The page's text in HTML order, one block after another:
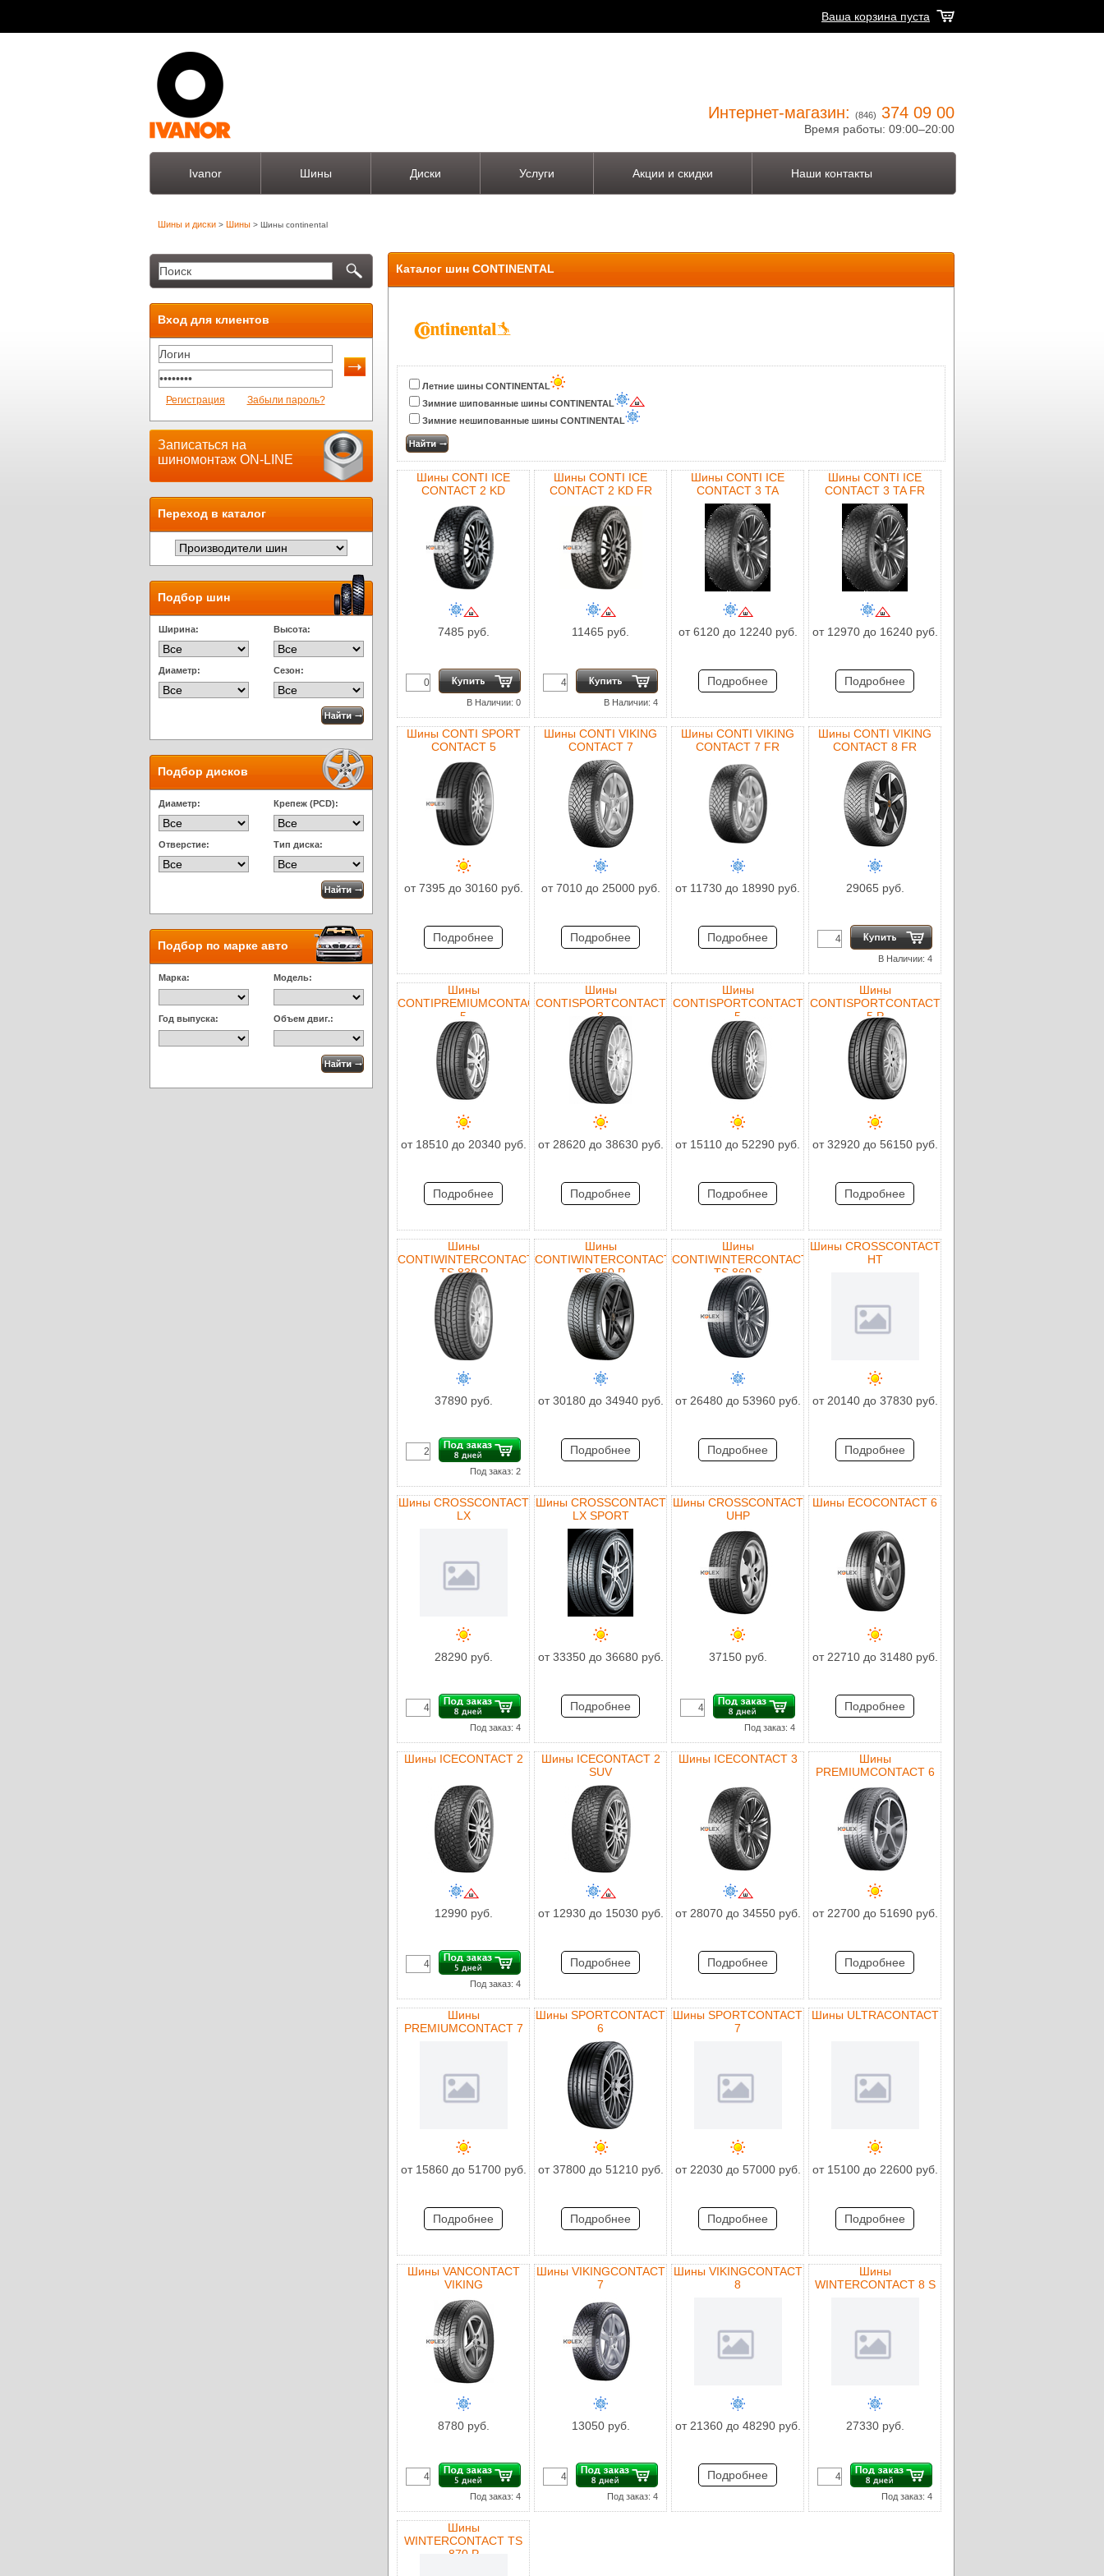
Ваша корзина пуста
Интернет-магазин: (846) 374 09 00
Время работы: 09:00–20:00
Ivanor Шины Диски Услуги Акции и скидки Наши контакты
Шины и диски > Шины > Шины continental
Вход для клиентов
Регистрация Забыли пароль?
Записаться на
шиномонтаж ON-LINE
Переход в каталог
Подбор шин
Ширина: Высота:
Диаметр: Сезон:
Подбор дисков
Диаметр: Крепеж (PCD):
Отверстие: Тип диска:
Подбор по марке авто
Марка: Модель:
Год выпуска: Объем двиг.:
Каталог шин CONTINENTAL
Летние шины CONTINENTAL
Зимние шипованные шины CONTINENTAL
Зимние нешипованные шины CONTINENTAL
Шины CONTI ICE
CONTACT 2 KD
7485 руб.
В Наличии: 0
Шины CONTI ICE
CONTACT 2 KD FR
11465 руб.
В Наличии: 4
Шины CONTI ICE
CONTACT 3 TA
от 6120 до 12240 руб.
Подробнее
Шины CONTI ICE
CONTACT 3 TA FR
от 12970 до 16240 руб.
Подробнее
Шины CONTI SPORT
CONTACT 5
от 7395 до 30160 руб.
Подробнее
Шины CONTI VIKING
CONTACT 7
от 7010 до 25000 руб.
Подробнее
Шины CONTI VIKING
CONTACT 7 FR
от 11730 до 18990 руб.
Подробнее
Шины CONTI VIKING
CONTACT 8 FR
29065 руб.
В Наличии: 4
Шины
CONTIPREMIUMCONTACT
5
от 18510 до 20340 руб.
Подробнее
Шины
CONTISPORTCONTACT
3
от 28620 до 38630 руб.
Подробнее
Шины
CONTISPORTCONTACT
5
от 15110 до 52290 руб.
Подробнее
Шины
CONTISPORTCONTACT
5 P
от 32920 до 56150 руб.
Подробнее
Шины
CONTIWINTERCONTACT
TS 830 P
37890 руб.
Под заказ: 2
Шины
CONTIWINTERCONTACT
TS 850 P
от 30180 до 34940 руб.
Подробнее
Шины
CONTIWINTERCONTACT
TS 860 S
от 26480 до 53960 руб.
Подробнее
Шины CROSSCONTACT
HT
от 20140 до 37830 руб.
Подробнее
Шины CROSSCONTACT
LX
28290 руб.
Под заказ: 4
Шины CROSSCONTACT
LX SPORT
от 33350 до 36680 руб.
Подробнее
Шины CROSSCONTACT
UHP
37150 руб.
Под заказ: 4
Шины ECOCONTACT 6
от 22710 до 31480 руб.
Подробнее
Шины ICECONTACT 2
12990 руб.
Под заказ: 4
Шины ICECONTACT 2
SUV
от 12930 до 15030 руб.
Подробнее
Шины ICECONTACT 3
от 28070 до 34550 руб.
Подробнее
Шины
PREMIUMCONTACT 6
от 22700 до 51690 руб.
Подробнее
Шины
PREMIUMCONTACT 7
от 15860 до 51700 руб.
Подробнее
Шины SPORTCONTACT
6
от 37800 до 51210 руб.
Подробнее
Шины SPORTCONTACT
7
от 22030 до 57000 руб.
Подробнее
Шины ULTRACONTACT
от 15100 до 22600 руб.
Подробнее
Шины VANCONTACT
VIKING
8780 руб.
Под заказ: 4
Шины VIKINGCONTACT
7
13050 руб.
Под заказ: 4
Шины VIKINGCONTACT
8
от 21360 до 48290 руб.
Подробнее
Шины
WINTERCONTACT 8 S
27330 руб.
Под заказ: 4
Шины
WINTERCONTACT TS
870 P